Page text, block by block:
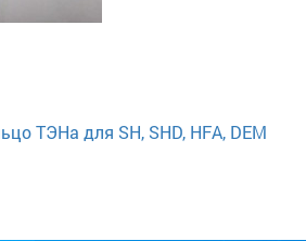
ТЭНа для SH, SHD, HFA, DEM